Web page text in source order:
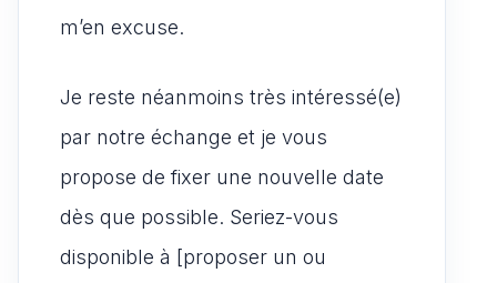
m’en excuse.
Je reste néanmoins très intéressé(e)
par notre échange et je vous
propose de fixer une nouvelle date
dès que possible. Seriez-vous
disponible à [proposer un ou